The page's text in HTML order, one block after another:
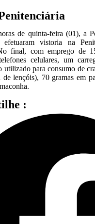
de quinta-feira (01), a
efetuaram vistoria na
final, com emprego de
celulares, um
utilizado para consumo de
de lençóis), 70 gramas em
: